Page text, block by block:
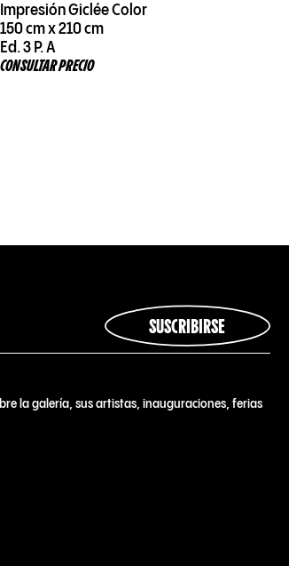
Impresión Giclée Color
150 cm x 210 cm
Ed. 3 P. A
CONSULTAR PRECIO
la galería, sus artistas, inauguraciones, ferias
SUSCRIBIRSE